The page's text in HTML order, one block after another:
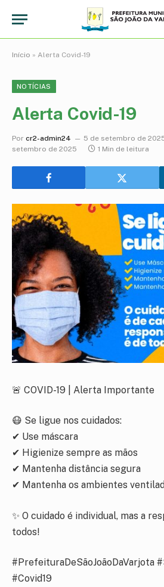
Início » Alerta Covid-19
NOTÍCIAS
Alerta Covid-19
Por cr2-admin24 5 de setembro de
setembro de 2025
1 Min de leitura
🚨 COVID-19 | Alerta Importante
😷 Se ligue nos cuidados:
✔ Use máscara
✔ Higienize sempre as mãos
✔ Mantenha distância segura
✔ Mantenha os ambientes
✨ O cuidado é individual, mas a
todos!
#PrefeituraDeSãoJoãoDaVarjota
#Covid19